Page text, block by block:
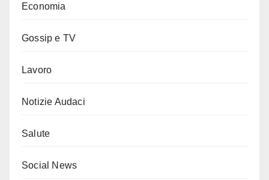
Economia
Gossip e TV
Lavoro
Notizie Audaci
Salute
Social News